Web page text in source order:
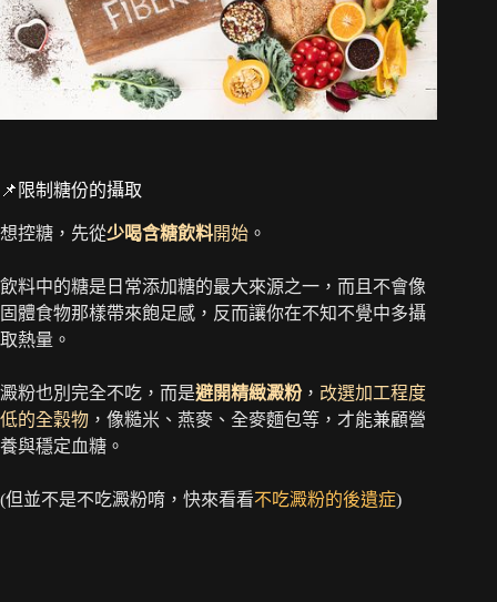
📌限制糖份的攝取
想控糖，先從少喝含糖飲料開始 。
飲料中的糖是日常添加糖的最大來源之一，而且不會像
固體食物那樣帶來飽足感，反而讓你在不知不覺中多攝
取熱量。
澱粉也別完全不吃，而是避開精緻澱粉， 改選加工程度
低的全穀物 ，像糙米、燕麥、全麥麵包等，才能兼顧營
養與穩定血糖。
(但並不是不吃澱粉唷，快來看看不吃澱粉的後遺症)